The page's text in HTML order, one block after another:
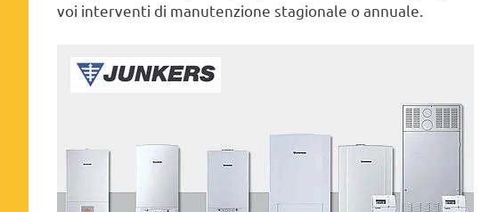
voi interventi di manutenzione stagionale o annuale.